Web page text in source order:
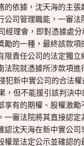
依據，沈天海的主
司管理職能，一審法
經理會，即對憑據處
的一種，最終該款
責任公司的法定獨
院就憑據所涉款項進
犯新中實公司的合法
但不能援引該判決
有的期權、股權激
審法院將其直接認定
認沈天海在新中實公
是法定公示並確認